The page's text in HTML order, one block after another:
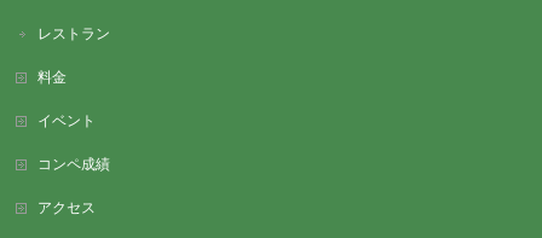
レストラン
料金
イベント
コンペ成績
アクセス